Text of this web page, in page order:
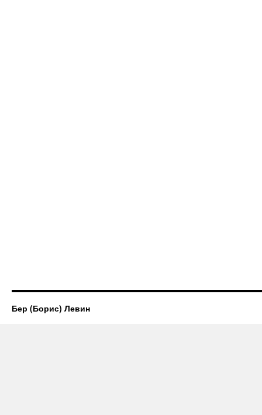
Бер (Борис) Левин